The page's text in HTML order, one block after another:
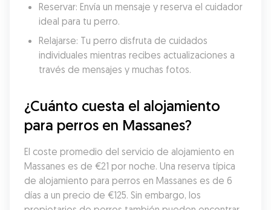
Reservar: Envía un mensaje y reserva el cuidador
ideal para tu perro.
Relajarse: Tu perro disfruta de cuidados
individuales mientras recibes actualizaciones a
través de mensajes y muchas fotos.
¿Cuánto cuesta el alojamiento
para perros en Massanes?
El coste promedio del servicio de alojamiento en
Massanes es de €21 por noche. Una reserva típica
de alojamiento para perros en Massanes es de 6
días a un precio de €125. Sin embargo, los